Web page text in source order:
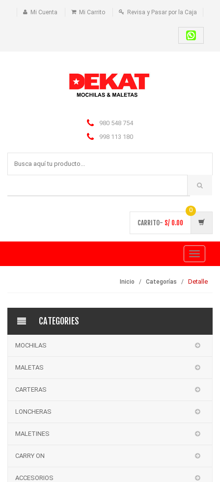
Mi Cuenta Mi Carrito Revisa y Pasar por la Caja
980 548 754
998 113 180
CARRITO- S/ 0.00
0
Toggle
Inicio Categorías Detalle
CATEGORIES
MOCHILAS
MALETAS
CARTERAS
LONCHERAS
MALETINES
CARRY ON
ACCESORIOS